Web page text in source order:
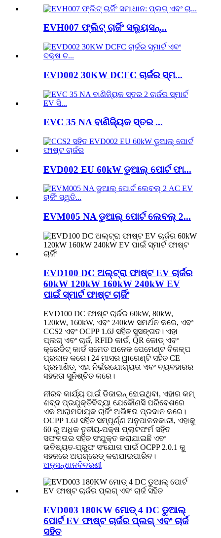
EVH007 ଫ୍ଲିଟ୍ ଚାର୍ଜିଂ ସଲ୍ୟୁସନ୍...
EVD002 30KW DCFC ଚାର୍ଜର ସ୍ମ...
EVC 35 NA ବାଣିଜ୍ୟିକ ସ୍ତର ...
EVD002 EU 60kW ଡୁଆଲ୍ ପୋର୍ଟ ଫା...
EVM005 NA ଡୁଆଲ୍ ପୋର୍ଟ ଲେବଲ୍ 2...
EVD100 DC ଅଲ୍ଟ୍ରା ଫାଷ୍ଟ EV ଚାର୍ଜର
60kW 120kW 160kW 240kW EV
ପାଇଁ ସ୍ମାର୍ଟ ଫାଷ୍ଟ ଚାର୍ଜିଂ
EVD100 DC ଫାଷ୍ଟ ଚାର୍ଜର 60kW, 80kW,
120kW, 160kW, ଏବଂ 240kW ସମର୍ଥନ କରେ, ଏବଂ
CCS2 ଏବଂ OCPP 1.6J ସହିତ ସୁସଙ୍ଗତ। ଏହା
ପ୍ଲଗ୍ ଏବଂ ଚାର୍ଜ, RFID କାର୍ଡ, QR କୋଡ୍ ଏବଂ
କ୍ରେଡିଟ୍ କାର୍ଡ ସମେତ ଅନେକ ପେମେଣ୍ଟ ବିକଳ୍ପ
ପ୍ରଦାନ କରେ। 24 ମାସର ୱାରେଣ୍ଟି ସହିତ CE
ପ୍ରମାଣିତ, ଏହା ନିର୍ଭରଯୋଗ୍ୟତା ଏବଂ ବ୍ୟବହାରର
ସହଜତା ସୁନିଶ୍ଚିତ କରେ।
ନୀରବ କାର୍ଯ୍ୟ ପାଇଁ ଡିଜାଇନ୍ ହୋଇଥିବା, ଏହାର କମ୍
ଶବ୍ଦ ପ୍ରଯୁକ୍ତିବିଦ୍ୟା ଯେକୌଣସି ପରିବେଶରେ
ଏକ ଆରାମଦାୟକ ଚାର୍ଜିଂ ଅଭିଜ୍ଞତା ପ୍ରଦାନ କରେ।
OCPP 1.6J ସହିତ ସମ୍ପୂର୍ଣ୍ଣ ଅନୁପାଳନକାରୀ, ଏହାକୁ
60 ରୁ ଅଧିକ ତୃତୀୟ-ପକ୍ଷ ପ୍ଲାଟଫର୍ମ ସହିତ
ସଫଳତାର ସହିତ ସଂଯୁକ୍ତ କରାଯାଇଛି ଏବଂ
ଭବିଷ୍ୟତ-ପ୍ରୁଫ ସଂଯୋଗ ପାଇଁ OCPP 2.0.1 କୁ
ସହଜରେ ଅପଗ୍ରେଡ୍ କରାଯାଇପାରିବ।
ଅନୁସନ୍ଧାନବିବରଣୀ
EVD003 180KW ମୋଡ୍ 4 DC ଡୁଆଲ୍
ପୋର୍ଟ EV ଫାଷ୍ଟ ଚାର୍ଜର ପ୍ଲଗ୍ ଏବଂ ଚାର୍ଜ
ସହିତ